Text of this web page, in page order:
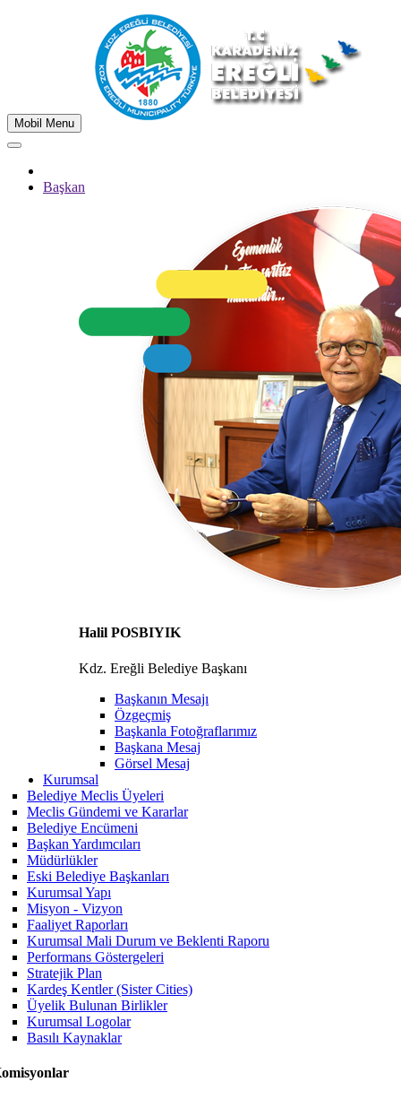
Mobil Menu
Başkan
Halil POSBIYIK
Kdz. Ereğli Belediye Başkanı
Başkanın Mesajı
Özgeçmiş
Başkanla Fotoğraflarımız
Başkana Mesaj
Görsel Mesaj
Kurumsal
Belediye Meclis Üyeleri
Meclis Gündemi ve Kararlar
Belediye Encümeni
Başkan Yardımcıları
Müdürlükler
Eski Belediye Başkanları
Kurumsal Yapı
Misyon - Vizyon
Faaliyet Raporları
Kurumsal Mali Durum ve Beklenti Raporu
Performans Göstergeleri
Stratejik Plan
Kardeş Kentler (Sister Cities)
Üyelik Bulunan Birlikler
Kurumsal Logolar
Basılı Kaynaklar